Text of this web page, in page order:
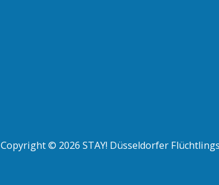
Copyright © 2026 STAY! Düsseldorfer